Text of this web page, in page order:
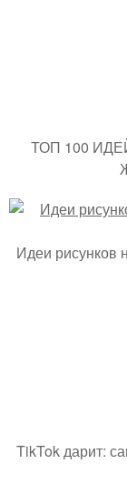
ТОП 100
Идеи рисунков
TikTok дарит: